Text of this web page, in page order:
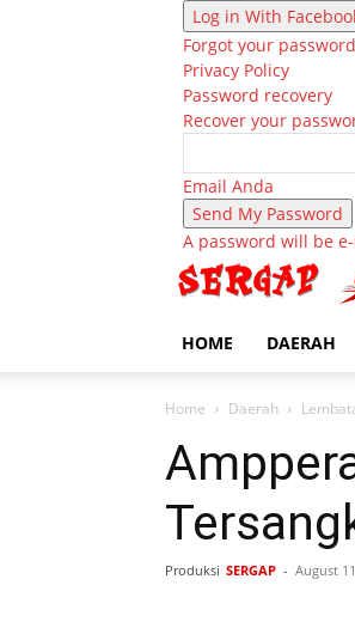
Log in With
Forgot your
Privacy Policy
Password recovery
Recover your
Email Anda
A password will be
HOME DAERAH
Home Daerah
Produksi SERGAP - August